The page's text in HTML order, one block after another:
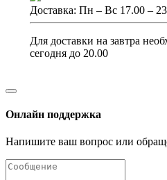
Доставка: Пн – Вс 17.00 –
Для доставки на завтра
сегодня до 20.00
Онлайн поддержка
Напишите ваш вопрос или